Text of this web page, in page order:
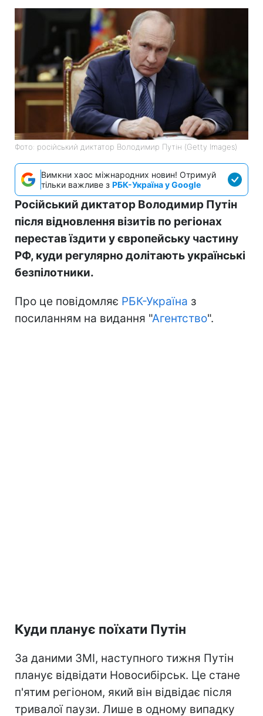
Фото: російський диктатор Володимир Путін (Getty Images)
Вимкни хаос міжнародних новин! Отримуй
тільки важливе з РБК-Україна у Google
Російський диктатор Володимир Путін
після відновлення візитів по регіонах
перестав їздити у європейську частину
РФ, куди регулярно долітають українські
безпілотники.
Про це повідомляє РБК-Україна з
посиланням на видання "Агентство".
Куди планує поїхати Путін
За даними ЗМІ, наступного тижня Путін
планує відвідати Новосибірськ. Це стане
п'ятим регіоном, який він відвідає після
тривалої паузи. Лише в одному випадку